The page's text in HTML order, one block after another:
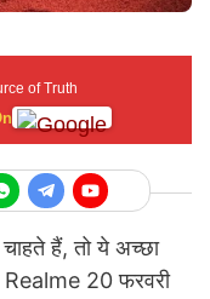
of Truth
हैं, तो ये अच्छा
Realme 20 फरवरी